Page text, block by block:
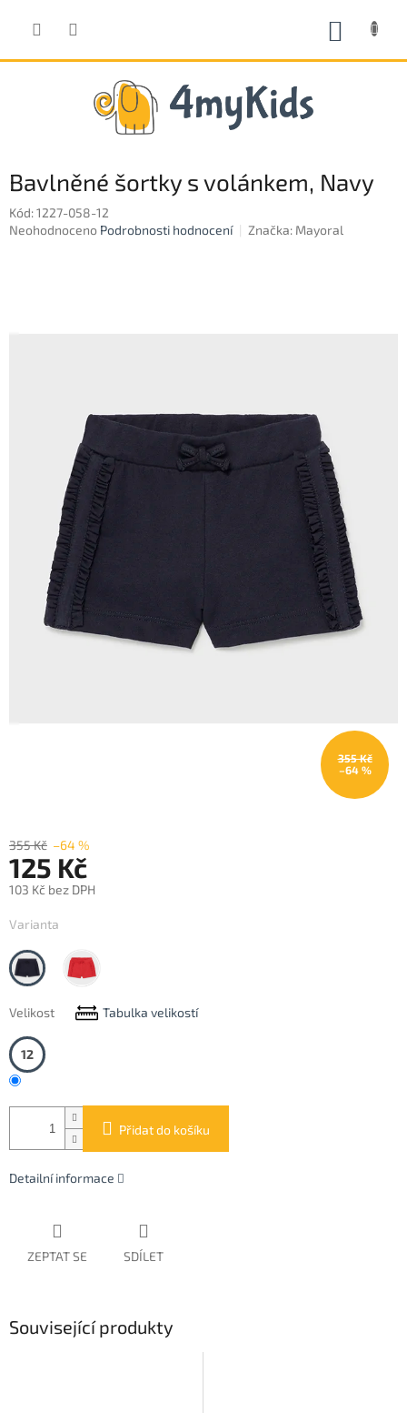
Bavlněné šortky s volánkem, Navy
Kód:1227-058-12
Průměrné
Neohodnoceno Podrobnosti hodnocení Značka: Mayoral
355 Kč
–64 %
355 Kč –64 %
125 Kč
103 Kč bez DPH
cena:
Varianta
Navy Poppy
Velikost Tabulka velikostí
12
Přidat do košíku
Detailní informace
ZEPTAT SE SDÍLET
Související produkty